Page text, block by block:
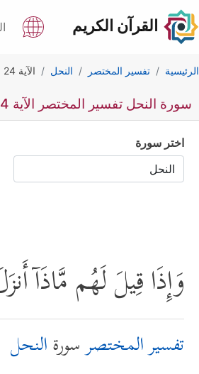
القرآن الكريم
الرئيسية تفسير المختصر النحل الآية 24
سورة النحل تفسير المختصر الآية 24
اختر سورة
وَإِذَا قِیلَ لَهُم مَّاذَاۤ
تفسير المختصرسورةالنحل